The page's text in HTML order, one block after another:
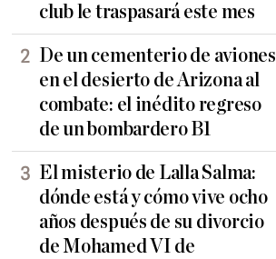
club le traspasará este mes
De un cementerio de aviones
en el desierto de Arizona al
combate: el inédito regreso
de un bombardero B1
El misterio de Lalla Salma:
dónde está y cómo vive ocho
años después de su divorcio
de Mohamed VI de